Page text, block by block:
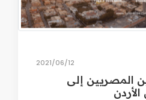
12‏/06‏/2021
المصريين إلى